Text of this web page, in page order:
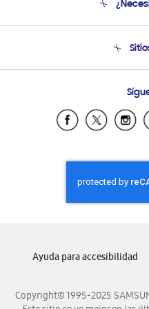
Copyright© 1995-2025
Ayuda para accesibilidad